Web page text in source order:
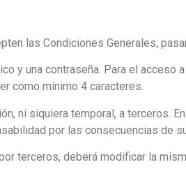
las Condiciones Generales,
y una contraseña. Para el acceso
como mínimo 4 caracteres.
ni siquiera temporal, a terceros.
por las consecuencias de
terceros, deberá modificar la